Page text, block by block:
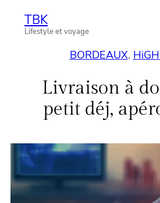
AllerTBK
Lifestyle et voyage
BORDEAUX,
Livraison à
petit déj,